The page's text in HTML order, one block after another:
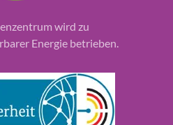
wird zu
Energie betrieben.